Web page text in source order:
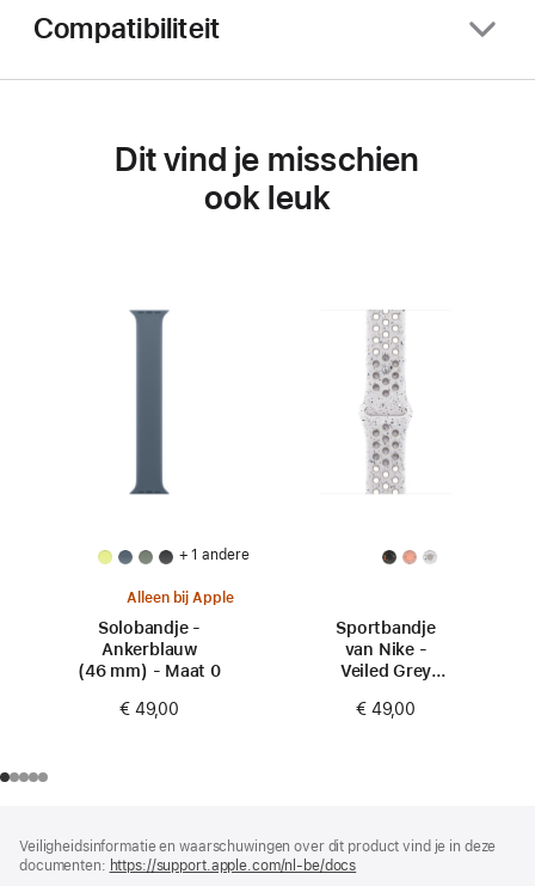
Compatibiliteit
Dit vind je misschien
ook leuk
+ 1 andere
Alleen bij Apple
Solobandje -
Ankerblauw
(46 mm) - Maat 0
€ 49,00
Sportbandje
van Nike -
Veiled Grey
€ 49,00
Veiligheidsinformatie en waarschuwingen over dit product vind je in deze
documenten: https://support.apple.com/nl-be/docs